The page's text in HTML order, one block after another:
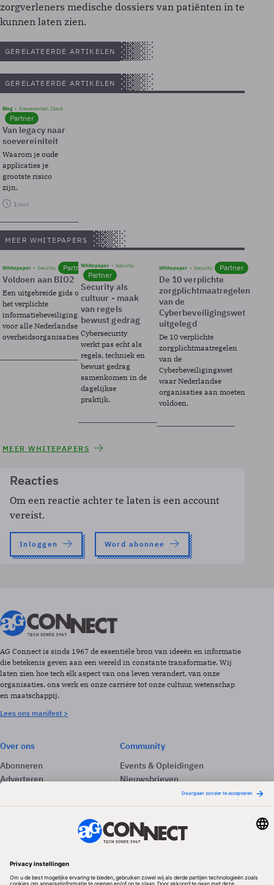
zorgverleners medische dossiers van patiënten in te
kunnen laten zien.
GERELATEERDE ARTIKELEN
GERELATEERDE ARTIKELEN
Blog Soevereinteit, Cloud
Partner
Van legacy naar
soevereiniteit
Waarom je oude
applicaties je
grootste risico
zijn.
1 min
MEER WHITEPAPERS
Whitepaper Security Partner
Voldoen aan BIO2
Een uitgebreide gids over BIO2,
het verplichte
informatiebeveiligingsframework
voor alle Nederlandse
overheidsorganisaties.
Whitepaper Security
Partner
Security als
cultuur - maak
van regels
bewust gedrag
Cybersecurity
werkt pas echt als
regels, techniek en
bewust gedrag
samenkomen in de
dagelijkse
praktijk.
Whitepaper Security Partner
De 10 verplichte
zorgplichtmaatregelen
van de
Cyberbeveiligingswet
uitgelegd
De 10 verplichte
zorgplichtmaatregelen
van de
Cyberbeveiligingswet
waar Nederlandse
organisaties aan moeten
voldoen.
MEER WHITEPAPERS
Reacties
Om een reactie achter te laten is een account
vereist.
Inloggen Word abonnee
AG Connect is sinds 1967 de essentiële bron van ideeën en informatie
die betekenis geven aan een wereld in constante transformatie. Wij
laten zien hoe tech elk aspect van ons leven verandert, van onze
organisaties, ons werk en onze carrière tot onze cultuur, wetenschap
en maatschappij.
Lees ons manifest >
Over ons
Abonneren
Adverteren
Community
Events & Opleidingen
Nieuwsbrieven
Volg ons